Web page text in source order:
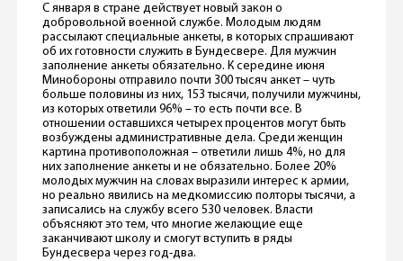
С января в стране действует новый закон о
добровольной военной службе. Молодым людям
рассылают специальные анкеты, в которых спрашивают
об их готовности служить в Бундесвере. Для мужчин
заполнение анкеты обязательно. К середине июня
Минобороны отправило почти 300 тысяч анкет – чуть
больше половины из них, 153 тысячи, получили мужчины,
из которых ответили 96% – то есть почти все. В
отношении оставшихся четырех процентов могут быть
возбуждены административные дела. Среди женщин
картина противоположная – ответили лишь 4%, но для
них заполнение анкеты и не обязательно. Более 20%
молодых мужчин на словах выразили интерес к армии,
но реально явились на медкомиссию полторы тысячи, а
записались на службу всего 530 человек. Власти
объясняют это тем, что многие желающие еще
заканчивают школу и смогут вступить в ряды
Бундесвера через год-два.